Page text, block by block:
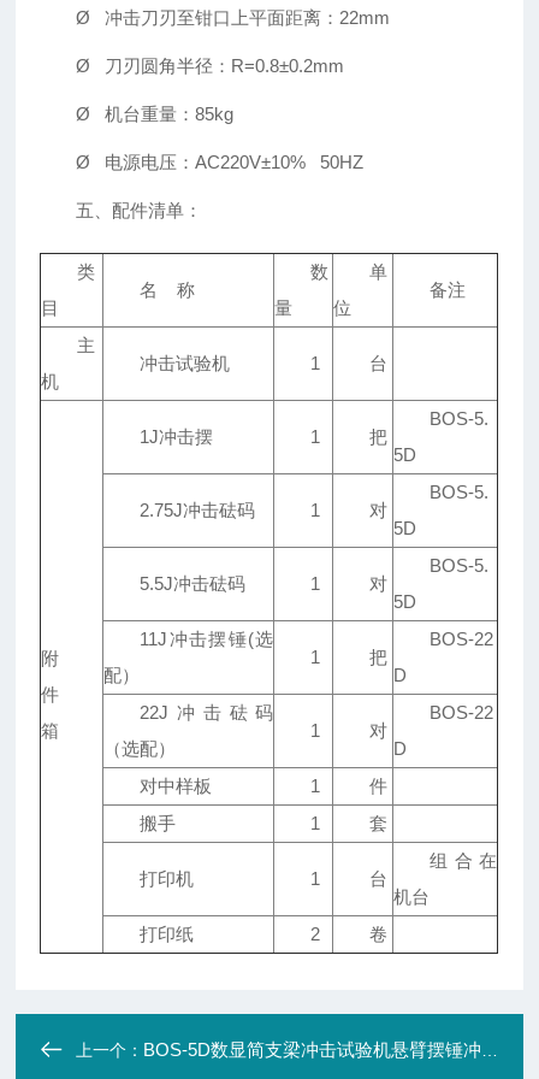
Ø 冲击刀刃至钳口上平面距离：22mm
Ø 刀刃圆角半径：R=0.8±0.2mm
Ø 机台重量：85kg
Ø 电源电压：AC220V±10% 50HZ
五、配件清单：
类
目
名 称
数
量
单
位
备注
主
机
冲击试验机 1 台
附
件
箱
1J冲击摆 1 把
BOS-5.
5D
2.75J冲击砝码 1 对
BOS-5.
5D
5.5J冲击砝码 1 对
BOS-5.
5D
11J冲击摆锤(选
配）
1 把
BOS-22
D
22J冲击砝码
（选配）
1 对
BOS-22
D
对中样板
1
件
搬手
1 套
打印机 1 台
组合在
机台
打印纸
2 卷
上一个： BOS-5D数显简支梁冲击试验机悬臂摆锤冲击实验机